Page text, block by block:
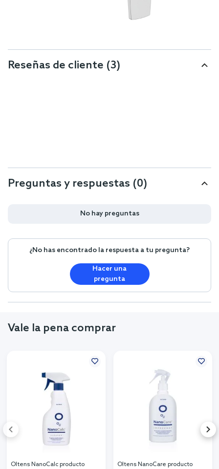
Reseñas de cliente (3)
Preguntas y respuestas (0)
No hay preguntas
¿No has encontrado la respuesta a tu pregunta?
Hacer una
pregunta
Vale la pena comprar
Oltens NanoCalc producto
Oltens NanoCare producto